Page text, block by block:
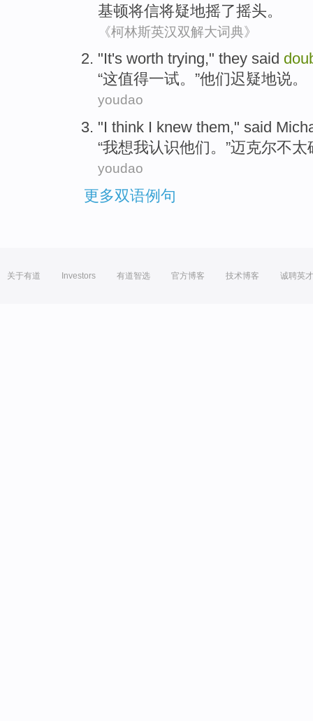
基顿将信将疑地摇了摇头。
《柯林斯英汉双解大词典》
"It's worth trying," they said
“这值得一试。”他们迟疑地说。
youdao
"I think I knew them," said
“我想我认识他们。”迈克尔不太
youdao
更多双语例句
关于有道 Investors 有道智选 官方博客 技术博客 诚聘英才